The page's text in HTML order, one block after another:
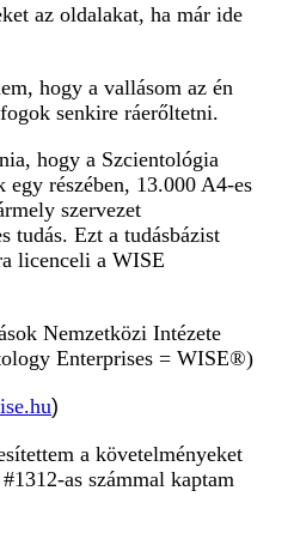
az oldalakat, ha már ide
hogy a vallásom az én
senkire ráerőltetni.
hogy a Szcientológia
részében, 13.000 A4-es
szervezet
tudás. Ezt a tudásbázist
licenceli a WISE
Nemzetközi Intézete
Enterprises = WISE®)
)
a követelményeket
as számmal kaptam